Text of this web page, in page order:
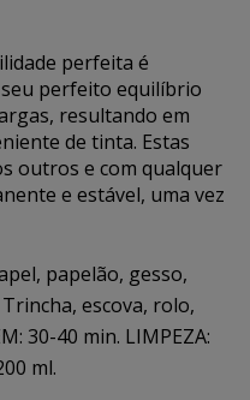
perfeita é
perfeito equilíbrio
resultando em
de tinta. Estas
outros e com qualquer
e estável, uma vez
papelão, gesso,
Trincha, escova, rolo,
30-40 min. LIMPEZA:
ml.